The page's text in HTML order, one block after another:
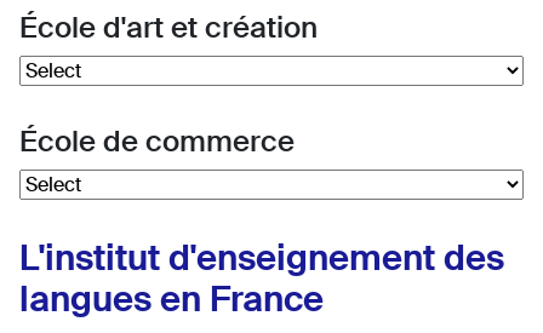
École d'art et création
École de commerce
L'institut d'enseignement des
langues en France